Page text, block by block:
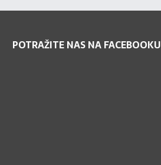
POTRAŽITE NAS NA FACEBOOKU